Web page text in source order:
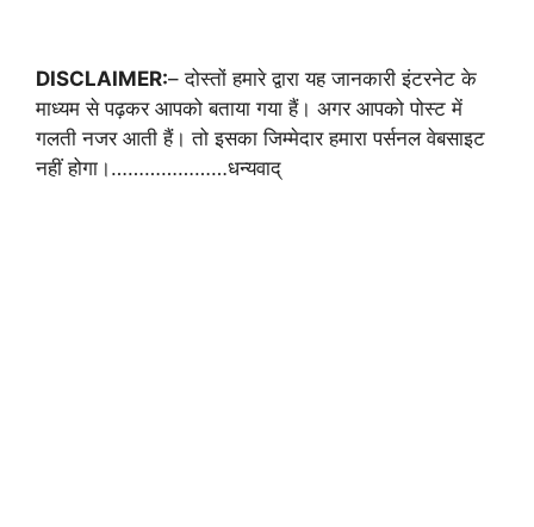
DISCLAIMER:– दोस्तों हमारे द्वारा यह जानकारी इंटरनेट के
माध्यम से पढ़कर आपको बताया गया हैं। अगर आपको पोस्ट में
गलती नजर आती हैं। तो इसका जिम्मेदार हमारा पर्सनल वेबसाइट
नहीं होगा।…………………धन्यवाद्